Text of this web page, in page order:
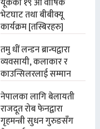
यूकेको १९ औं वार्षिक
भेटघाट तथा बीबीक्यू
कार्यक्रम [तस्बिरहरु]
तमु धीं लन्डन ब्रान्चद्वारा
व्यवसायी, कलाकार र
काउन्सिलरलाई सम्मान
नेपालका लागि बेलायती
राजदूत रोब फेनद्वारा
गृहमन्त्री सुधन गुरुङसँग